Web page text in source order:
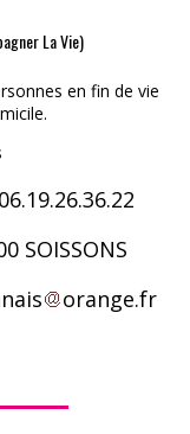
La Vie)
en fin de vie
SOISSONS
orange.fr